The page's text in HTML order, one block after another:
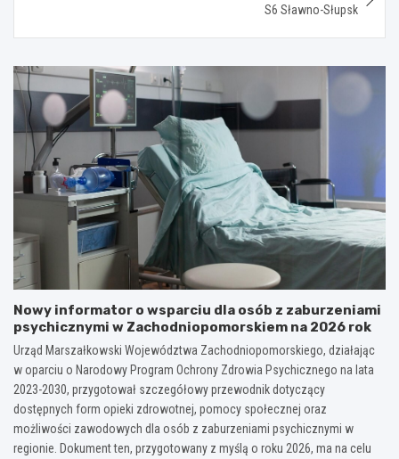
S6 Sławno-Słupsk
Nowy informator o wsparciu dla osób z zaburzeniami
psychicznymi w Zachodniopomorskiem na 2026 rok
Urząd Marszałkowski Województwa Zachodniopomorskiego, działając
w oparciu o Narodowy Program Ochrony Zdrowia Psychicznego na lata
2023-2030, przygotował szczegółowy przewodnik dotyczący
dostępnych form opieki zdrowotnej, pomocy społecznej oraz
możliwości zawodowych dla osób z zaburzeniami psychicznymi w
regionie. Dokument ten, przygotowany z myślą o roku 2026, ma na celu